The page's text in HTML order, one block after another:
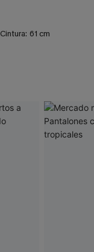
Cintura: 61 cm